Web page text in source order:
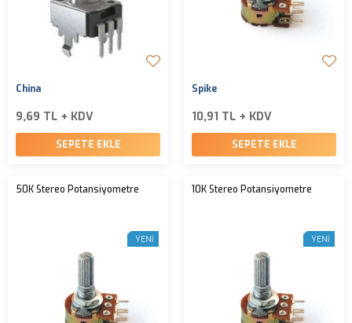
China
9,69 TL + KDV
SEPETE EKLE
Spike
10,91 TL + KDV
SEPETE EKLE
50K Stereo Potansiyometre
YENI
10K Stereo Potansiyometre
YENI